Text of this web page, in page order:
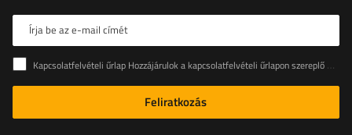
Írja be az e-mail címét
Kapcsolatfelvételi űrlap Hozzájárulok a kapcsolatfelvételi űrlapon szereplő személyes adataimnak az Európai Parlament és a Tanács (EU) rendeletével összhangban történő kezeléséhez
Feliratkozás